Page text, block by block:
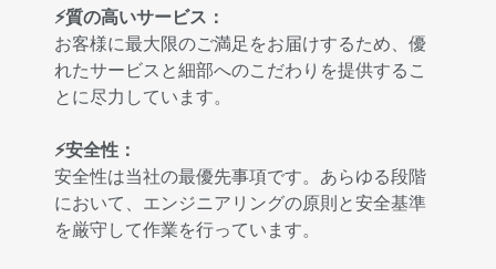
⚡質の高いサービス：
お客様に最大限のご満足をお届けするため、優
れたサービスと細部へのこだわりを提供するこ
とに尽力しています。
⚡安全性：
安全性は当社の最優先事項です。あらゆる段階
において、エンジニアリングの原則と安全基準
を厳守して作業を行っています。